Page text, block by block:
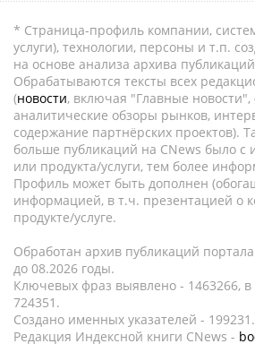
* Страница-профиль компании,
услуги), технологии, персоны и т.п.
на основе анализа архива
Обрабатываются тексты всех
(новости, включая "Главные новости",
аналитические обзоры рынков,
содержание партнёрских проектов).
больше публикаций на CNews было с
или продукта/услуги, тем более
Профиль может быть дополнен
информацией, в т.ч. презентацией о
продукте/услуге.
Обработан архив публикаций
до 08.2026 годы.
Ключевых фраз выявлено - 1463266,
724351.
Создано именных указателей - 199231.
Редакция Индексной книги CNews -